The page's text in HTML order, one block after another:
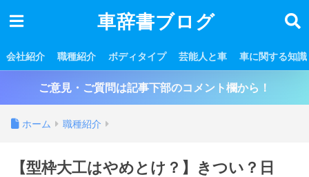
車辞書ブログ
会社紹介 職種紹介 ボディタイプ 芸能人と車 車に関する知識
ご意見・ご質問は記事下部のコメント欄から！
ホーム 職種紹介
【型枠大工はやめとけ？】きつい？日